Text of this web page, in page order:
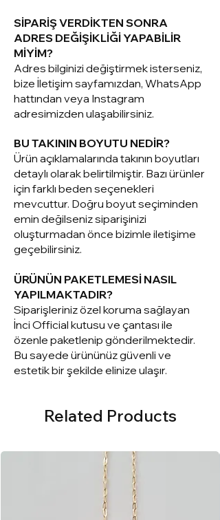
SİPARİŞ VERDİKTEN SONRA
ADRES DEĞİŞİKLİĞİ YAPABİLİR
MİYİM?
Adres bilginizi değiştirmek isterseniz,
bize İletişim sayfamızdan, WhatsApp
hattından veya Instagram
adresimizden ulaşabilirsiniz.
BU TAKININ BOYUTU NEDİR?
Ürün açıklamalarında takının boyutları
detaylı olarak belirtilmiştir. Bazı ürünler
için farklı beden seçenekleri
mevcuttur. Doğru boyut seçiminden
emin değilseniz siparişinizi
oluşturmadan önce bizimle iletişime
geçebilirsiniz.
ÜRÜNÜN PAKETLEMESİ NASIL
YAPILMAKTADIR?
Siparişleriniz özel koruma sağlayan
İnci Official kutusu ve çantası ile
özenle paketlenip gönderilmektedir.
Bu sayede ürününüz güvenli ve
estetik bir şekilde elinize ulaşır.
Related Products